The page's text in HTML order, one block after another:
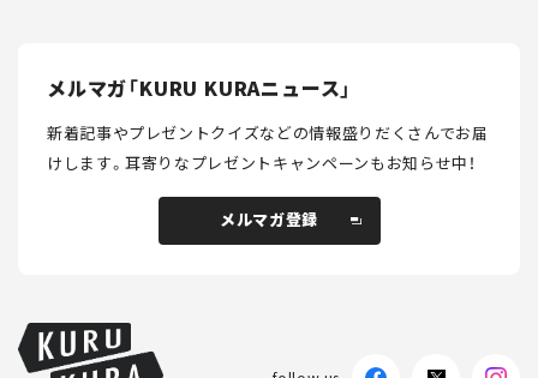
メルマガ「KURU KURAニュース」
新着記事やプレゼントクイズなどの情報盛りだくさんでお届
けします。耳寄りなプレゼントキャンペーンもお知らせ中！
メルマガ登録